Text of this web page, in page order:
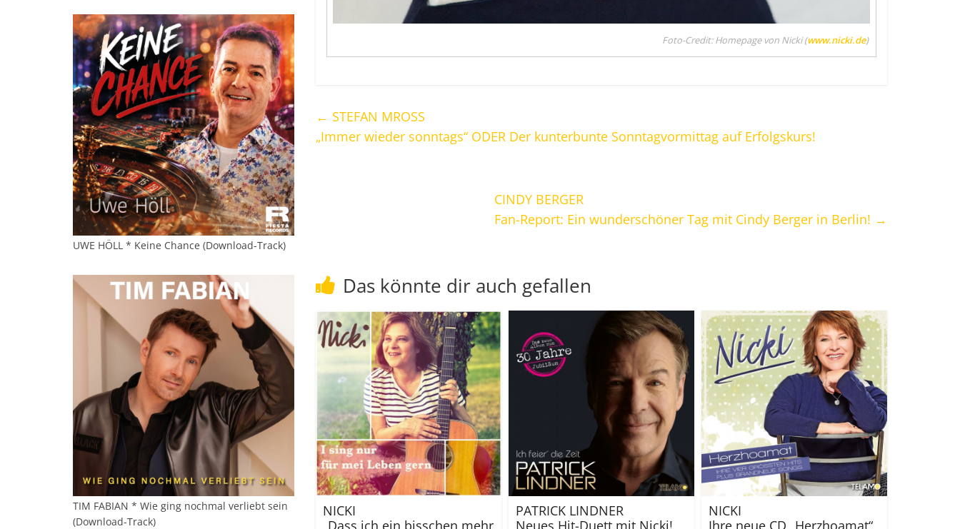
Foto-Credit: Homepage von Nicki (www.nicki.de)
← STEFAN MROSS
„Immer wieder sonntags“ ODER Der kunterbunte Sonntagvormittag auf Erfolgskurs!
CINDY BERGER
Fan-Report: Ein wunderschöner Tag mit Cindy Berger in Berlin! →
Das könnte dir auch gefallen
NICKI
PATRICK LINDNER
NICKI
UWE HÖLL * Keine Chance (Download-Track)
TIM FABIAN * Wie ging nochmal verliebt sein
(Download-Track)